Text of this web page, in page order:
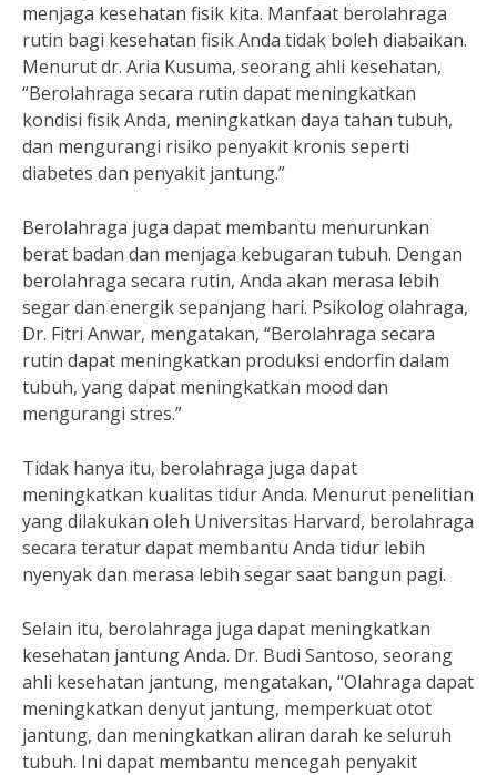
menjaga kesehatan fisik kita. Manfaat berolahraga
rutin bagi kesehatan fisik Anda tidak boleh diabaikan.
Menurut dr. Aria Kusuma, seorang ahli kesehatan,
“Berolahraga secara rutin dapat meningkatkan
kondisi fisik Anda, meningkatkan daya tahan tubuh,
dan mengurangi risiko penyakit kronis seperti
diabetes dan penyakit jantung.”
Berolahraga juga dapat membantu menurunkan
berat badan dan menjaga kebugaran tubuh. Dengan
berolahraga secara rutin, Anda akan merasa lebih
segar dan energik sepanjang hari. Psikolog olahraga,
Dr. Fitri Anwar, mengatakan, “Berolahraga secara
rutin dapat meningkatkan produksi endorfin dalam
tubuh, yang dapat meningkatkan mood dan
mengurangi stres.”
Tidak hanya itu, berolahraga juga dapat
meningkatkan kualitas tidur Anda. Menurut penelitian
yang dilakukan oleh Universitas Harvard, berolahraga
secara teratur dapat membantu Anda tidur lebih
nyenyak dan merasa lebih segar saat bangun pagi.
Selain itu, berolahraga juga dapat meningkatkan
kesehatan jantung Anda. Dr. Budi Santoso, seorang
ahli kesehatan jantung, mengatakan, “Olahraga dapat
meningkatkan denyut jantung, memperkuat otot
jantung, dan meningkatkan aliran darah ke seluruh
tubuh. Ini dapat membantu mencegah penyakit